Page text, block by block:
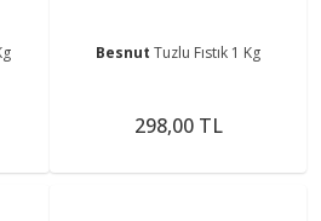
Besnut Tuzlu Fıstık 1 Kg
298,00 TL